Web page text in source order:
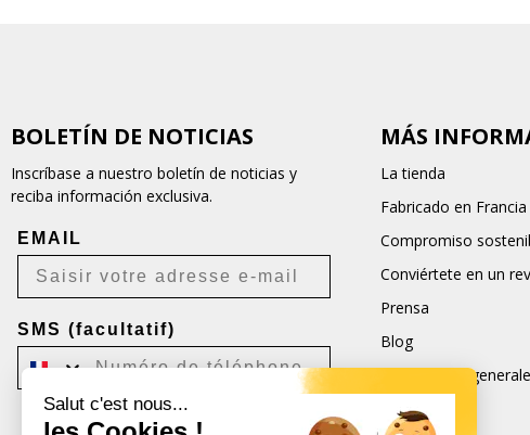
BOLETÍN DE NOTICIAS
Inscríbase a nuestro boletín de noticias y
reciba información exclusiva.
EMAIL
SMS (facultatif)
MÁS
La tienda
Fabricado en Francia
Compromiso
Conviértete en un
Prensa
Blog
Condiciones
CGU
Salut c'est nous...